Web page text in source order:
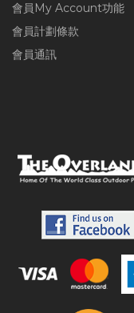
會員My Account功能
會員計劃條款
會員通訊